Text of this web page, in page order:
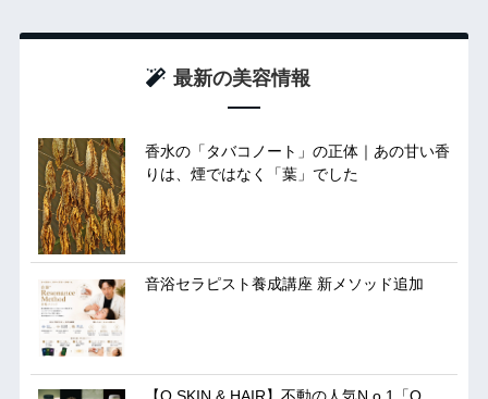
最新の美容情報
香水の「タバコノート」の正体｜あの甘い香
りは、煙ではなく「葉」でした
音浴セラピスト養成講座 新メソッド追加